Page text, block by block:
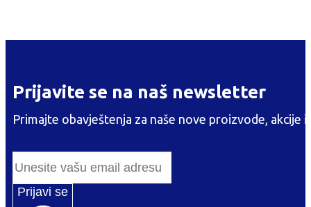
Prijavite se na naš newsletter
Primajte obavještenja za naše nove proizvode, akcije
Prijavi se